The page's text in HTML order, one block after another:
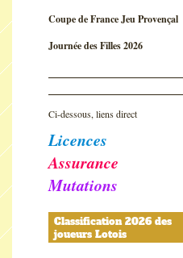
Coupe de France Jeu Provençal
Journée des Filles 2026
Ci-dessous, liens direct
Licences
Assurance
Mutations
Classification 2026 des
joueurs Lotois